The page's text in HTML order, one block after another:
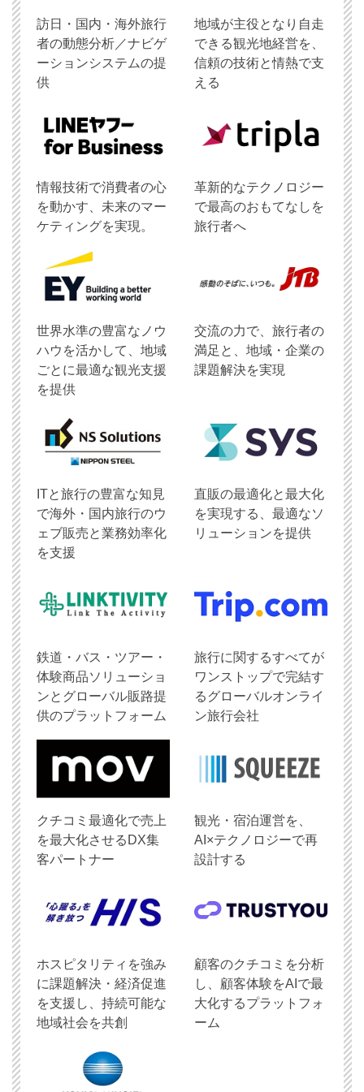
訪日・国内・海外旅行
者の動態分析／ナビゲ
ーションシステムの提
供
地域が主役となり自走
できる観光地経営を、
信頼の技術と情熱で支
える
情報技術で消費者の心
を動かす、未来のマー
ケティングを実現。
革新的なテクノロジー
で最高のおもてなしを
旅行者へ
世界水準の豊富なノウ
ハウを活かして、地域
ごとに最適な観光支援
を提供
交流の力で、旅行者の
満足と、地域・企業の
課題解決を実現
ITと旅行の豊富な知見
で海外・国内旅行のウ
ェブ販売と業務効率化
を支援
直販の最適化と最大化
を実現する、最適なソ
リューションを提供
鉄道・バス・ツアー・
体験商品ソリューショ
ンとグローバル販路提
供のプラットフォーム
旅行に関するすべてが
ワンストップで完結す
るグローバルオンライ
ン旅行会社
クチコミ最適化で売上
を最大化させるDX集
客パートナー
観光・宿泊運営を、
AI×テクノロジーで再
設計する
ホスピタリティを強み
に課題解決・経済促進
を支援し、持続可能な
地域社会を共創
顧客のクチコミを分析
し、顧客体験をAIで最
大化するプラットフォ
ーム